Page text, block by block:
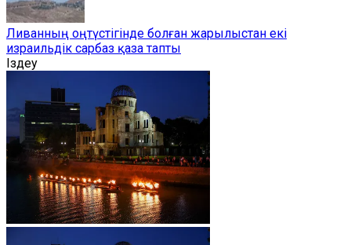
Ливанның оңтүстігінде болған жарылыстан екі
израильдік сарбаз қаза тапты
Іздеу